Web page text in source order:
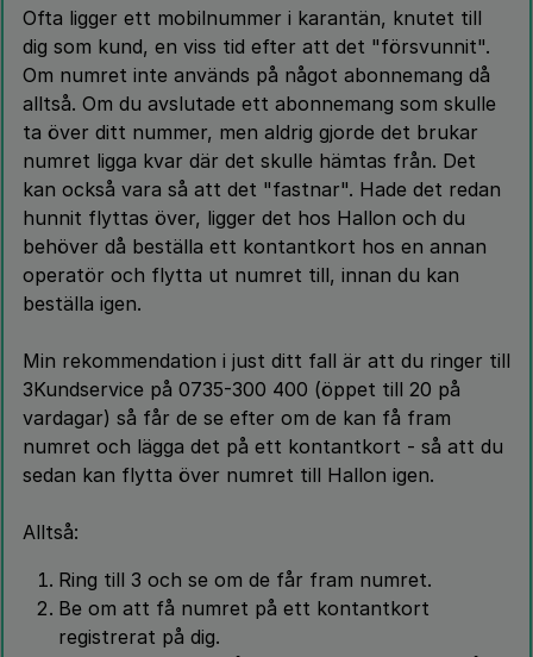
Ofta ligger ett mobilnummer i karantän, knutet till
dig som kund, en viss tid efter att det "försvunnit".
Om numret inte används på något abonnemang då
alltså. Om du avslutade ett abonnemang som skulle
ta över ditt nummer, men aldrig gjorde det brukar
numret ligga kvar där det skulle hämtas från. Det
kan också vara så att det "fastnar". Hade det redan
hunnit flyttas över, ligger det hos Hallon och du
behöver då beställa ett kontantkort hos en annan
operatör och flytta ut numret till, innan du kan
beställa igen.
Min rekommendation i just ditt fall är att du ringer till
3Kundservice på 0735-300 400 (öppet till 20 på
vardagar) så får de se efter om de kan få fram
numret och lägga det på ett kontantkort - så att du
sedan kan flytta över numret till Hallon igen.
Alltså:
Ring till 3 och se om de får fram numret.
Be om att få numret på ett kontantkort
registrerat på dig.